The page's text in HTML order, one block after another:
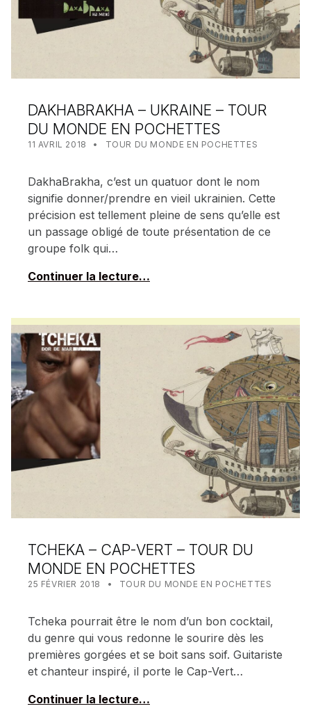
DAKHABRAKHA – UKRAINE – TOUR
DU MONDE EN POCHETTES
POSTED ON:
11 AVRIL 2018 WRITTEN BY:
MEALIN
CATEGORIZED IN:
TOUR DU MONDE EN POCHETTES
DakhaBrakha, c’est un quatuor dont le nom
signifie donner/prendre en vieil ukrainien. Cette
précision est tellement pleine de sens qu’elle est
un passage obligé de toute présentation de ce
groupe folk qui…
Continuer la lecture…
TCHEKA – CAP-VERT – TOUR DU
MONDE EN POCHETTES
POSTED ON:
25 FÉVRIER 2018 WRITTEN BY:
MEALIN
CATEGORIZED IN:
TOUR DU MONDE EN POCHETTES
Tcheka pourrait être le nom d’un bon cocktail,
du genre qui vous redonne le sourire dès les
premières gorgées et se boit sans soif. Guitariste
et chanteur inspiré, il porte le Cap-Vert…
Continuer la lecture…